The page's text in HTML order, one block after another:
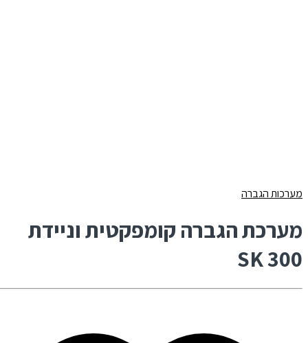
מערכות הגברה
מערכת הגברה קומפקטית וניידת
300 SK